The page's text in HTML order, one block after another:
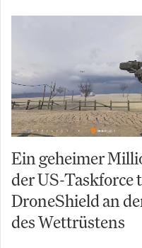
Ein geheimer
der US-Taskforce
DroneShield an
des Wettrüstens